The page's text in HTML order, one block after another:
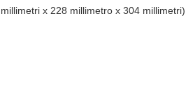
x 228 millimetro x 304 millimetri)